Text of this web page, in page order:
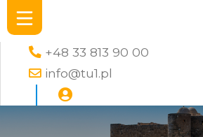
+48 33 813 90 00
info@tu1.pl